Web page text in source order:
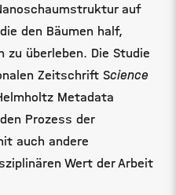
auf
den Bäumen half,
zu überleben. Die Studie
Zeitschrift Science
Metadata
Prozess der
auch andere
Wert der Arbeit